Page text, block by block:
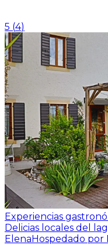
5 (4)
Experiencias
Delicias locales del
ElenaHospedado por